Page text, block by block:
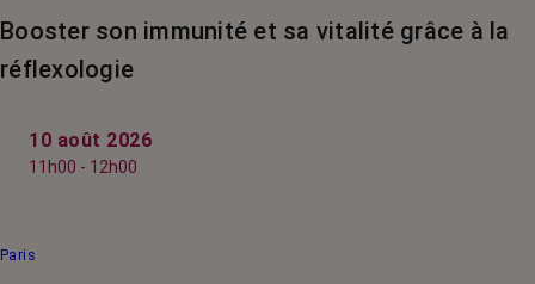
Booster son immunité et sa vitalité grâce à la
réflexologie
10 août 2026
11h00 - 12h00
Paris